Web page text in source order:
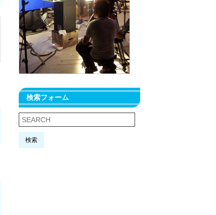
検索フォーム
検索